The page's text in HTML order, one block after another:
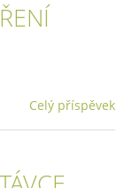
Celý příspěvek